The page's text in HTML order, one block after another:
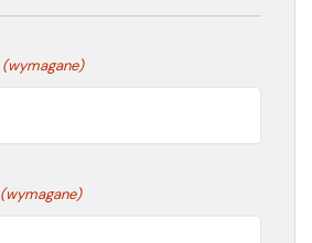
(wymagane)
(wymagane)